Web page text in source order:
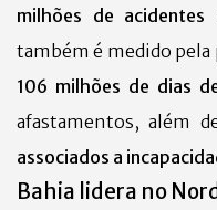
milhões de
também é medido pela
106 milhões de dias
afastamentos, além
associados a
Bahia lidera no